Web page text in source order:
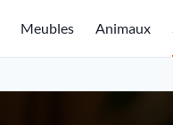
Meubles Animaux